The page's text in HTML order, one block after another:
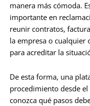
manera más cómoda.
importante en
reunir contratos,
la empresa o
para acreditar la
De esta forma, una
procedimiento desde
conozca qué pasos